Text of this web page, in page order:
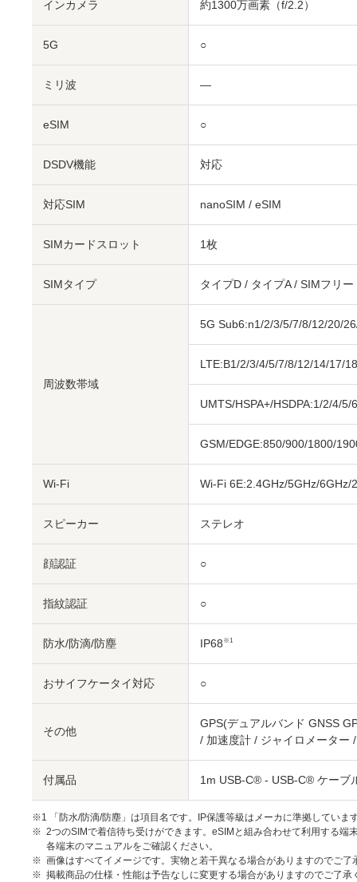
インカメラ 約1300万画素（f/2.2）
5G ○
ミリ波 ―
eSIM ○
DSDV機能 対応
対応SIM nanoSIM / eSIM
SIMカードスロット 1枚
SIMタイプ タイプD / タイプA / SIMフリー
周波数帯域
5G Sub6:n1/2/3/5/7/8/12/20/
LTE:B1/2/3/4/5/7/8/12/14/17/
UMTS/HSPA+/HSDPA:1/2/4/5/
GSM/EDGE:850/900/1800/
Wi-Fi Wi-Fi 6E:2.4GHz/5GHz/6GHz/
スピーカー ステレオ
顔認証 ○
指紋認証 ○
防水/防滴/防塵 IP68 ※1
おサイフケータイ対応 ○
その他
GPS(デュアルバンド GNSS
/ 加速度計 / ジャイロメーター
付属品 1m USB-C® - USB-C® ケーブ
※1 「防水/防滴/防塵」は項目名です。IP保護等級はメーカに準拠していま
2つのSIMで着信待ち受けができます。eSIMと組み合わせて利用する
各端末のマニュアルをご確認ください。
画像はすべてイメージです。実物と若干異なる場合がありますのでご了
掲載商品の仕様・性能は予告なしに変更する場合がありますのでご了承